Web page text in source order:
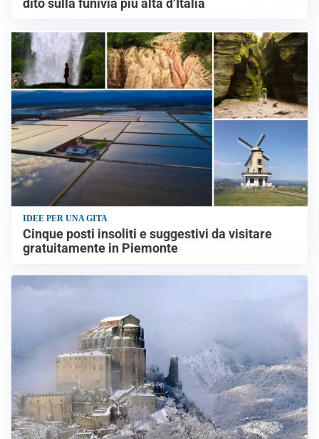
dito sulla funivia più alta d’Italia
IDEE PER UNA GITA
Cinque posti insoliti e suggestivi da visitare
gratuitamente in Piemonte